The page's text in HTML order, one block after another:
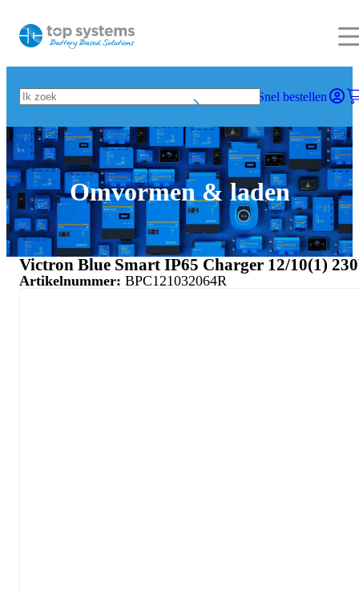
Snel bestellen
Omvormen & laden
Victron Blue Smart IP65 Charger 12/10(1)
Artikelnummer: BPC121032064R